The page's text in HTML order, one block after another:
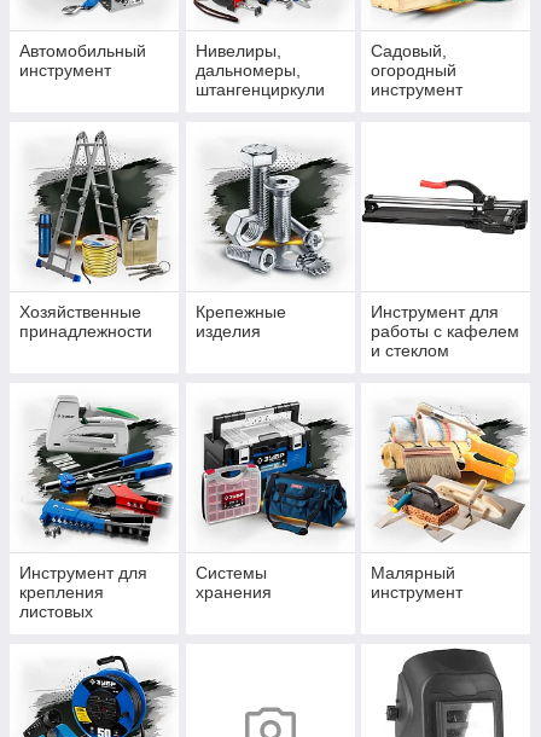
Автомобильный
инструмент
Нивелиры,
дальномеры,
штангенциркули
Садовый,
огородный
инструмент
Хозяйственные
принадлежности
Крепежные
изделия
Инструмент для
работы с кафелем
и стеклом
Инструмент для
крепления
листовых
Системы
хранения
Малярный
инструмент